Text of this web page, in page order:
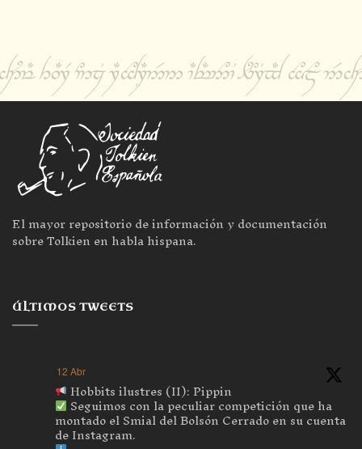
El mayor repositorio de información y documentación
sobre Tolkien en habla hispana.
ÚLTIMOS TWEETS
12 Abr
Hobbits ilustres (II): Pippin
Seguimos con la peculiar competición que ha
montado el Smial del Bolsón Cerrado en su cuenta
de Instagram.